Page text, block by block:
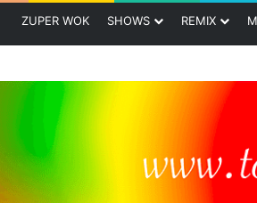
ZUPER WOK SHOWS REMIX